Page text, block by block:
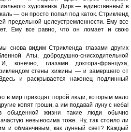
художника. Дирк — единственный в
— он просто попал под каток. Стрикленд
предельной целеустремленности. Ему все
Ему все равно, что он ломает и свою
снова видим Стрикленда глазами других
Аты, добродушно-снисходительной
конечно, глазами доктора-француза,
стены хижины — и замершего от
и раскрывается наконец подлинный
в мир приходят порой люди, которым мало
копят гроши, а им подавай луну с неба!
жизни такие люди обычно
невыносима тоже. Ну, так стоило ли
и обманчивым, как лунный свет? Каждый